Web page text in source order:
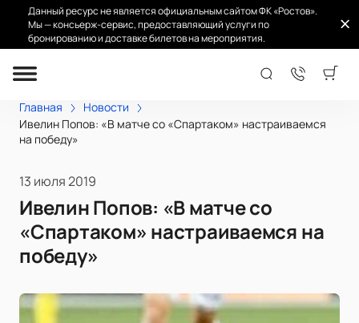
Данный ресурс не является официальным сайтом ФК «Ростов».
Мы — консьерж-сервис, предоставляющий услуги по
бронированию и доставке билетов на мероприятия.
Главная
Новости
Ивелин Попов: «В матче со «Спартаком» настраиваемся
на победу»
13 июля 2019
Ивелин Попов: «В матче со
«Спартаком» настраиваемся на
победу»